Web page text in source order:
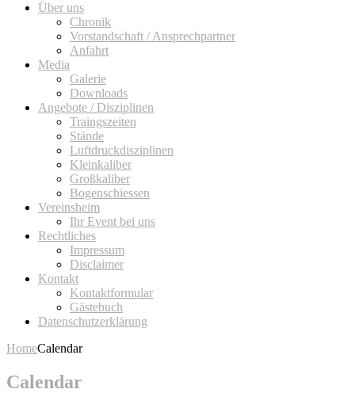
Über uns
Chronik
Vorstandschaft / Ansprechpartner
Anfahrt
Media
Galerie
Downloads
Angebote / Disziplinen
Traingszeiten
Stände
Luftdruckdisziplinen
Kleinkaliber
Großkaliber
Bogenschiessen
Vereinsheim
Ihr Event bei uns
Rechtliches
Impressum
Disclaimer
Kontakt
Kontaktformular
Gästebuch
Datenschutzerklärung
HomeCalendar
Calendar